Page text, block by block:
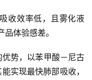
收效率低，且雾化液
体验感差。
势，以苯甲酸－尼古
实现最快肺部吸收，